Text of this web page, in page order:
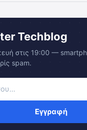
Techblog
στις 19:00 —
spam.
Εγγραφή